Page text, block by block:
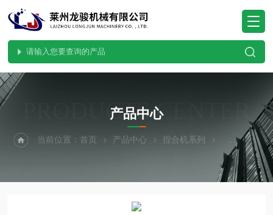
PRODUCTS CENTER
产品中心
当前位置：首页 产品中心 捏合机系列 阻燃剂捏合机